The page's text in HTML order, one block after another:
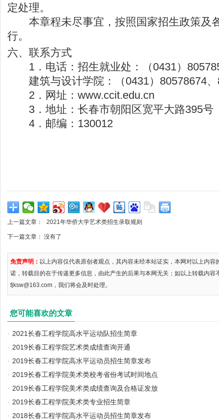
定处理。
本章程未尽事宜，按照国家招生政策及
行。
六、联系方式
1．电话：招生就业处：（0431）
建筑与设计学院：（0431）80578674、
2．网址： www.ccit.edu.cn
3．地址：长春市朝阳区宽平大路395号
4．邮编：130012
上一篇文章： 2021年华侨大学艺术类招生录取规则
下一篇文章： 没有了
免责声明： 以上内容仅代表原创者观点，其内容未经本站证实，本网对以上内
诺，转载目的在于传递更多信息，由此产生的后果与本网无关；如以上转载内容
fjksw@163.com，我们将会及时处理。
您可能喜欢的文章
· 2021长春工程学院高水平运动队招生简章
· 2019长春工程学院艺术类成绩查询开通
· 2019长春工程学院高水平运动员招生简章发布
· 2019长春工程学院美术类校考省份考试时间地点
· 2019长春工程学院美术类成绩查询及合格证发放
· 2019长春工程学院美术类专业招生简章
· 2018长春工程学院高水平运动员招生简章发布